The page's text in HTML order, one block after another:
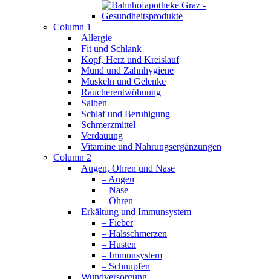
Column 1
Allergie
Fit und Schlank
Kopf, Herz und Kreislauf
Mund und Zahnhygiene
Muskeln und Gelenke
Raucherentwöhnung
Salben
Schlaf und Beruhigung
Schmerzmittel
Verdauung
Vitamine und Nahrungsergänzungen
Column 2
Augen, Ohren und Nase
– Augen
– Nase
– Ohren
Erkältung und Immunsystem
– Fieber
– Halsschmerzen
– Husten
– Immunsystem
– Schnupfen
Wundversorgung